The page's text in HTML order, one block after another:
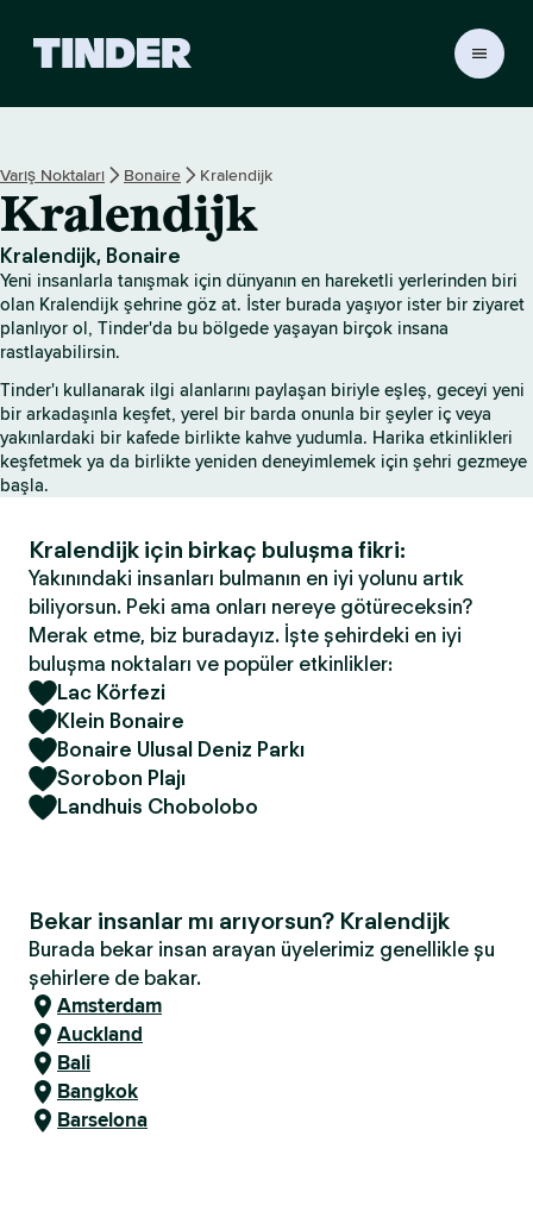
r
A
n
S
a
y
Varış Noktaları Bonaire Kralendijk
Kralendijk
Kralendijk, Bonaire
Yeni insanlarla tanışmak için dünyanın en hareketli yerlerinden biri
olan Kralendijk şehrine göz at. İster burada yaşıyor ister bir ziyaret
planlıyor ol, Tinder'da bu bölgede yaşayan birçok insana
rastlayabilirsin.
Tinder'ı kullanarak ilgi alanlarını paylaşan biriyle eşleş, geceyi yeni
bir arkadaşınla keşfet, yerel bir barda onunla bir şeyler iç veya
yakınlardaki bir kafede birlikte kahve yudumla. Harika etkinlikleri
keşfetmek ya da birlikte yeniden deneyimlemek için şehri gezmeye
başla.
Kralendijk için birkaç buluşma fikri:
Yakınındaki insanları bulmanın en iyi yolunu artık
biliyorsun. Peki ama onları nereye götüreceksin?
Merak etme, biz buradayız. İşte şehirdeki en iyi
buluşma noktaları ve popüler etkinlikler:
Lac Körfezi
Klein Bonaire
Bonaire Ulusal Deniz Parkı
Sorobon Plajı
Landhuis Chobolobo
Bekar insanlar mı arıyorsun? Kralendijk
Burada bekar insan arayan üyelerimiz genellikle şu
şehirlere de bakar.
Amsterdam
Auckland
Bali
Bangkok
Barselona